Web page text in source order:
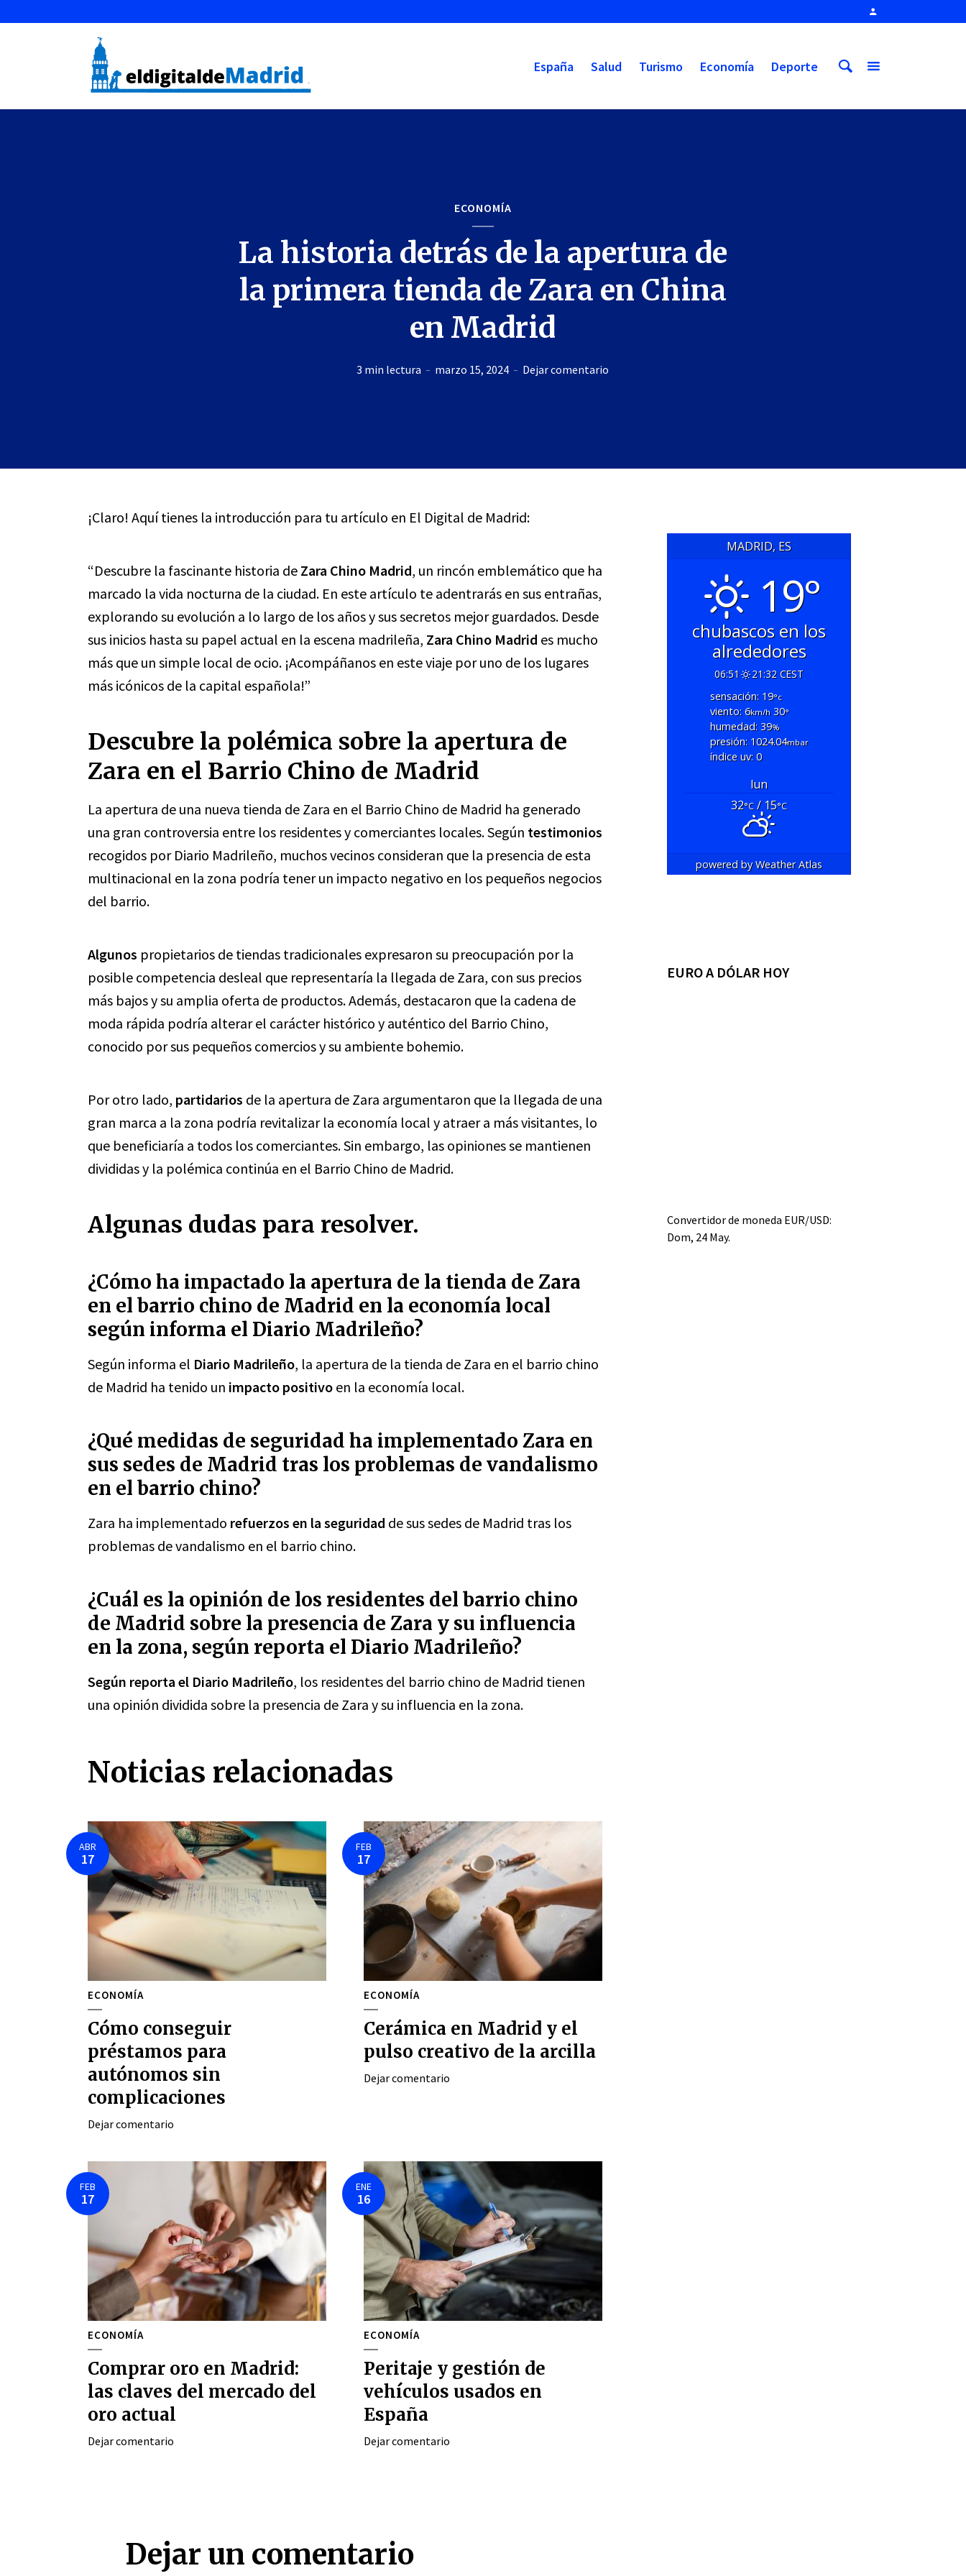
España Salud Turismo Economía Deporte
ECONOMÍA
La historia detrás de la apertura de
la primera tienda de Zara en China
en Madrid
3 min lectura marzo 15, 2024 Dejar comentario
¡Claro! Aquí tienes la introducción para tu artículo en El Digital de Madrid:
“Descubre la fascinante historia de Zara Chino Madrid, un rincón emblemático que ha
marcado la vida nocturna de la ciudad. En este artículo te adentrarás en sus entrañas,
explorando su evolución a lo largo de los años y sus secretos mejor guardados. Desde
sus inicios hasta su papel actual en la escena madrileña, Zara Chino Madrid es mucho
más que un simple local de ocio. ¡Acompáñanos en este viaje por uno de los lugares
más icónicos de la capital española!”
Descubre la polémica sobre la apertura de
Zara en el Barrio Chino de Madrid
La apertura de una nueva tienda de Zara en el Barrio Chino de Madrid ha generado
una gran controversia entre los residentes y comerciantes locales. Según testimonios
recogidos por Diario Madrileño, muchos vecinos consideran que la presencia de esta
multinacional en la zona podría tener un impacto negativo en los pequeños negocios
del barrio.
Algunos propietarios de tiendas tradicionales expresaron su preocupación por la
posible competencia desleal que representaría la llegada de Zara, con sus precios
más bajos y su amplia oferta de productos. Además, destacaron que la cadena de
moda rápida podría alterar el carácter histórico y auténtico del Barrio Chino,
conocido por sus pequeños comercios y su ambiente bohemio.
Por otro lado, partidarios de la apertura de Zara argumentaron que la llegada de una
gran marca a la zona podría revitalizar la economía local y atraer a más visitantes, lo
que beneficiaría a todos los comerciantes. Sin embargo, las opiniones se mantienen
divididas y la polémica continúa en el Barrio Chino de Madrid.
Algunas dudas para resolver.
¿Cómo ha impactado la apertura de la tienda de Zara
en el barrio chino de Madrid en la economía local
según informa el Diario Madrileño?
Según informa el Diario Madrileño, la apertura de la tienda de Zara en el barrio chino
de Madrid ha tenido un impacto positivo en la economía local.
¿Qué medidas de seguridad ha implementado Zara en
sus sedes de Madrid tras los problemas de vandalismo
en el barrio chino?
Zara ha implementado refuerzos en la seguridad de sus sedes de Madrid tras los
problemas de vandalismo en el barrio chino.
¿Cuál es la opinión de los residentes del barrio chino
de Madrid sobre la presencia de Zara y su influencia
en la zona, según reporta el Diario Madrileño?
Según reporta el Diario Madrileño, los residentes del barrio chino de Madrid tienen
una opinión dividida sobre la presencia de Zara y su influencia en la zona.
Noticias relacionadas
ABR
17
ECONOMÍA
Cómo conseguir
préstamos para
autónomos sin
complicaciones
Dejar comentario
FEB
17
ECONOMÍA
Cerámica en Madrid y el
pulso creativo de la arcilla
Dejar comentario
FEB
17
ECONOMÍA
Comprar oro en Madrid:
las claves del mercado del
oro actual
Dejar comentario
ENE
16
ECONOMÍA
Peritaje y gestión de
vehículos usados en
España
Dejar comentario
Dejar un comentario
MADRID, ES
19°
chubascos en los
alrededores
06:51
21:32 CEST
sensación: 19°c
viento: 6km/h30°
humedad: 39%
presión: 1024.04mbar
índice uv: 0
lun
32°C/ 15°C
powered byWeather Atlas
EURO A DÓLAR HOY
Convertidor de moneda EUR/USD:
Dom, 24 May.